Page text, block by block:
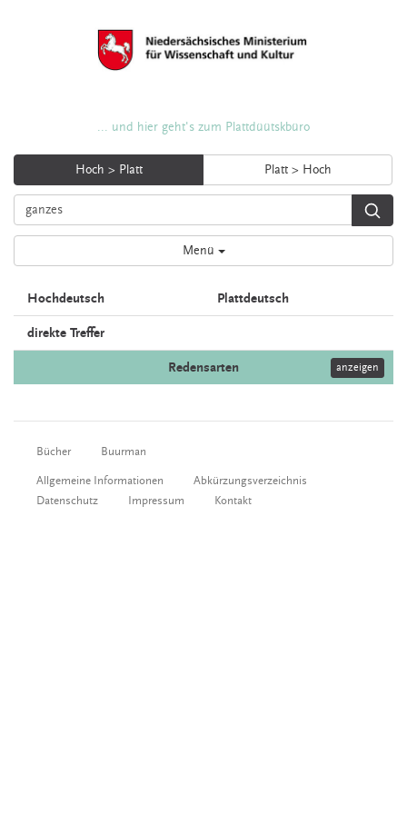
... und hier geht's zum Plattdüütskbüro
Hoch > Platt Platt > Hoch
Menü
Hochdeutsch Plattdeutsch
direkte Treffer
Redensarten anzeigen
Bücher Buurman
Allgemeine Informationen
Abkürzungsverzeichnis
Datenschutz
Impressum Kontakt